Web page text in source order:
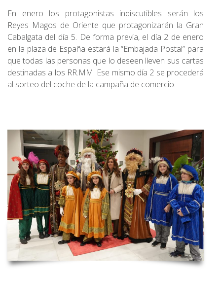
En enero los protagonistas indiscutibles serán los
Reyes Magos de Oriente que protagonizarán la Gran
Cabalgata del día 5. De forma previa, el día 2 de enero
en la plaza de España estará la “Embajada Postal” para
que todas las personas que lo deseen lleven sus cartas
destinadas a los RR.MM. Ese mismo día 2 se procederá
al sorteo del coche de la campaña de comercio.